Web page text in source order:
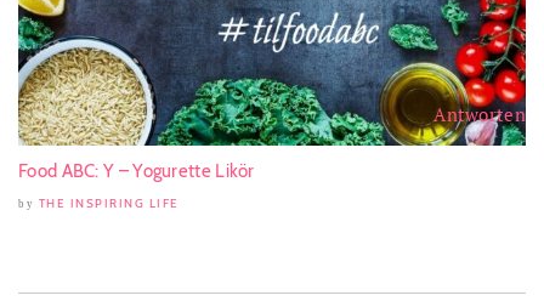
Food ABC: Y – Yogurette Likör
by THE INSPIRING LIFE
Antworten